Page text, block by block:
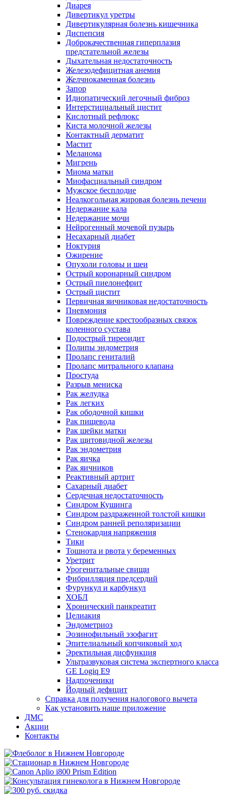
Диарея
Дивертикул уретры
Дивертикулярная болезнь кишечника
Диспепсия
Доброкачественная гиперплазия
предстательной железы
Дыхательная недостаточность
Железодефицитная анемия
Желчнокаменная болезнь
Запор
Идиопатический легочный фиброз
Интерстициальный цистит
Кислотный рефлюкс
Киста молочной железы
Контактный дерматит
Мастит
Меланома
Мигрень
Миома матки
Миофасциальный синдром
Мужское бесплодие
Неалкогольная жировая болезнь печени
Недержание кала
Недержание мочи
Нейрогенный мочевой пузырь
Несахарный диабет
Ноктурия
Ожирение
Опухоли головы и шеи
Острый коронарный синдром
Острый пиелонефрит
Острый цистит
Первичная яичниковая недостаточность
Пневмония
Повреждение крестообразных связок
коленного сустава
Подострый тиреоидит
Полипы эндометрия
Пролапс гениталий
Пролапс митрального клапана
Простуда
Разрыв мениска
Рак желудка
Рак легких
Рак ободочной кишки
Рак пищевода
Рак шейки матки
Рак щитовидной железы
Рак эндометрия
Рак яичка
Рак яичников
Реактивный артрит
Сахарный диабет
Сердечная недостаточность
Синдром Кушинга
Синдром раздраженной толстой кишки
Синдром ранней реполяризации
Стенокардия напряжения
Тики
Тошнота и рвота у беременных
Уретрит
Урогенитальные свищи
Фибрилляция предсердий
Фурункул и карбункул
ХОБЛ
Хронический панкреатит
Целиакия
Эндометриоз
Эозинофильный эзофагит
Эпителиальный копчиковый ход
Эректильная дисфункция
Ультразвуковая система экспертного класса
GE Logiq E9
Надпоченики
Йодный дефицит
Справка для получения налогового вычета
Как установить наше приложение
ДМС
Акции
Контакты